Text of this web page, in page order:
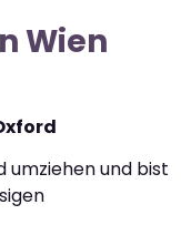
Wien
umziehen und bist